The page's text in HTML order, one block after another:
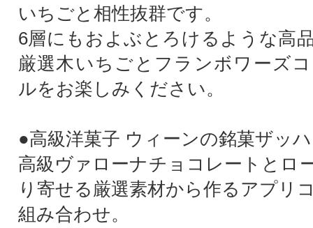
いちごと相性抜群です。
6層にもおよぶとろけるような高
厳選木いちごとフランボワーズ
ルをお楽しみください。
●高級洋菓子 ウィーンの銘菓ザッ
高級ヴァローナチョコレートとロ
り寄せる厳選素材から作るアプリ
組み合わせ。